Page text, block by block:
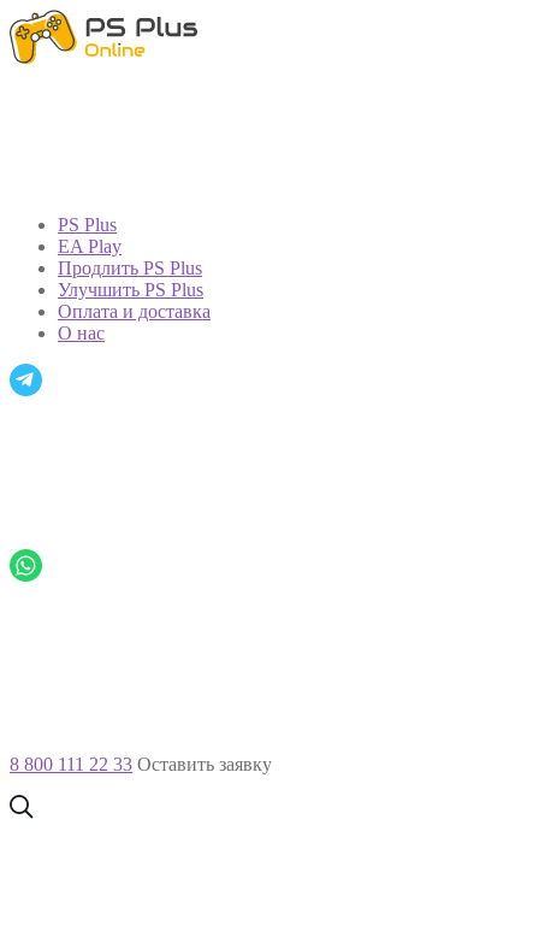
PS Plus
EA Play
Продлить PS Plus
Улучшить PS Plus
Оплата и доставка
О нас
8 800 111 22 33 Оставить заявку